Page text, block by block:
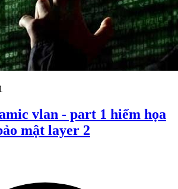
vlan - part 1 hiểm họa
mật layer 2